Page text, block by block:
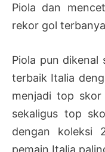
Piola dan
rekor gol
Piola pun dikenal
terbaik Italia
menjadi top
sekaligus top
dengan koleksi